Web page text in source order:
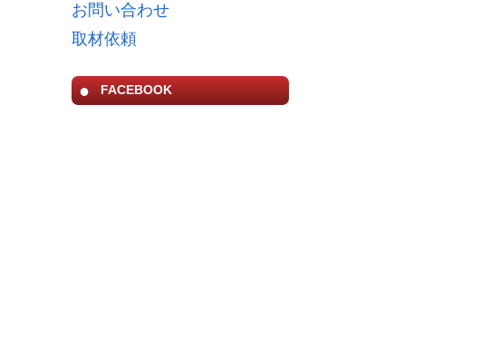
お問い合わせ
取材依頼
FACEBOOK